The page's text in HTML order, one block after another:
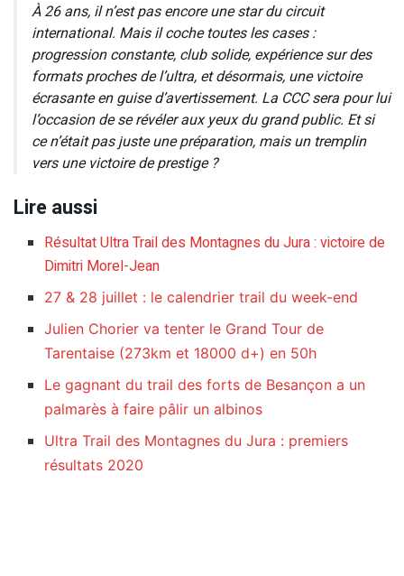
À 26 ans, il n’est pas encore une star du circuit
international. Mais il coche toutes les cases :
progression constante, club solide, expérience sur des
formats proches de l’ultra, et désormais, une victoire
écrasante en guise d’avertissement. La CCC sera pour lui
l’occasion de se révéler aux yeux du grand public. Et si
ce n’était pas juste une préparation, mais un tremplin
vers une victoire de prestige ?
Lire aussi
Résultat Ultra Trail des Montagnes du Jura : victoire de
Dimitri Morel-Jean
27 & 28 juillet : le calendrier trail du week-end
Julien Chorier va tenter le Grand Tour de
Tarentaise (273km et 18000 d+) en 50h
Le gagnant du trail des forts de Besançon a un
palmarès à faire pâlir un albinos
Ultra Trail des Montagnes du Jura : premiers
résultats 2020